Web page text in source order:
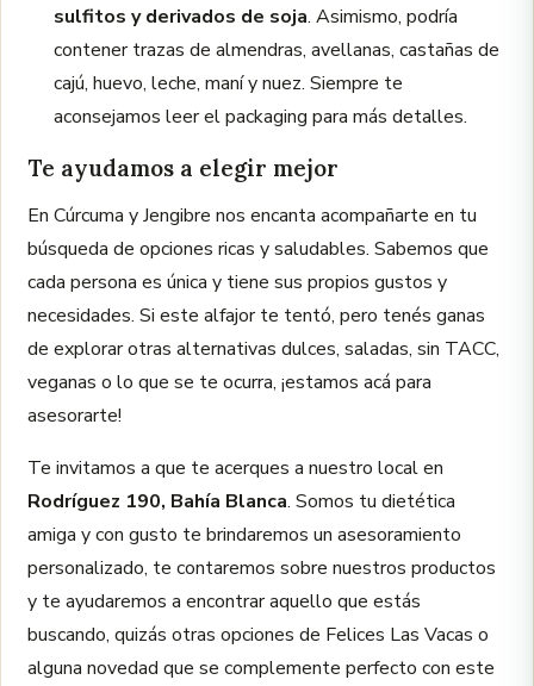
sulfitos y derivados de soja. Asimismo, podría
contener trazas de almendras, avellanas, castañas de
cajú, huevo, leche, maní y nuez. Siempre te
aconsejamos leer el packaging para más detalles.
Te ayudamos a elegir mejor
En Cúrcuma y Jengibre nos encanta acompañarte en tu
búsqueda de opciones ricas y saludables. Sabemos que
cada persona es única y tiene sus propios gustos y
necesidades. Si este alfajor te tentó, pero tenés ganas
de explorar otras alternativas dulces, saladas, sin TACC,
veganas o lo que se te ocurra, ¡estamos acá para
asesorarte!
Te invitamos a que te acerques a nuestro local en
Rodríguez 190, Bahía Blanca. Somos tu dietética
amiga y con gusto te brindaremos un asesoramiento
personalizado, te contaremos sobre nuestros productos
y te ayudaremos a encontrar aquello que estás
buscando, quizás otras opciones de Felices Las Vacas o
alguna novedad que se complemente perfecto con este